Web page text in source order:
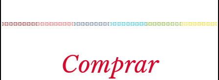
Comprar